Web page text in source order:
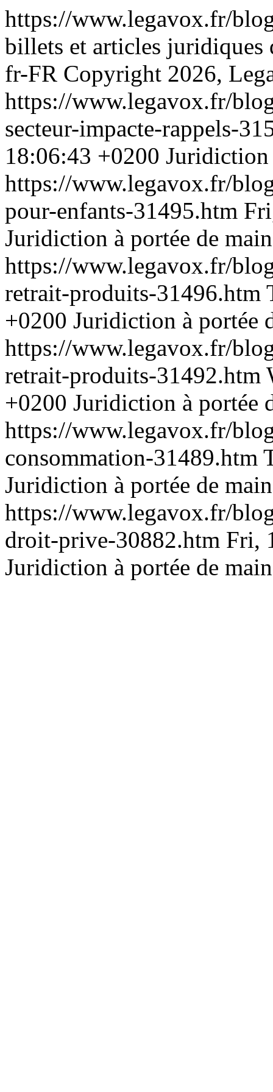
https://www.legavox.fr/
billets et articles juridiques
fr-FR Copyright 2026,
https://www.legavox.fr/
secteur-impacte-rappels-
18:06:43 +0200 Juridiction
https://www.legavox.fr/
pour-enfants-31495.htm
Juridiction à portée de main
https://www.legavox.fr/
retrait-produits-31496.htm
+0200 Juridiction à portée
https://www.legavox.fr/
retrait-produits-31492.htm
+0200 Juridiction à portée
https://www.legavox.fr/
consommation-31489.htm
Juridiction à portée de main
https://www.legavox.fr/
droit-prive-30882.htm Fri,
Juridiction à portée de main